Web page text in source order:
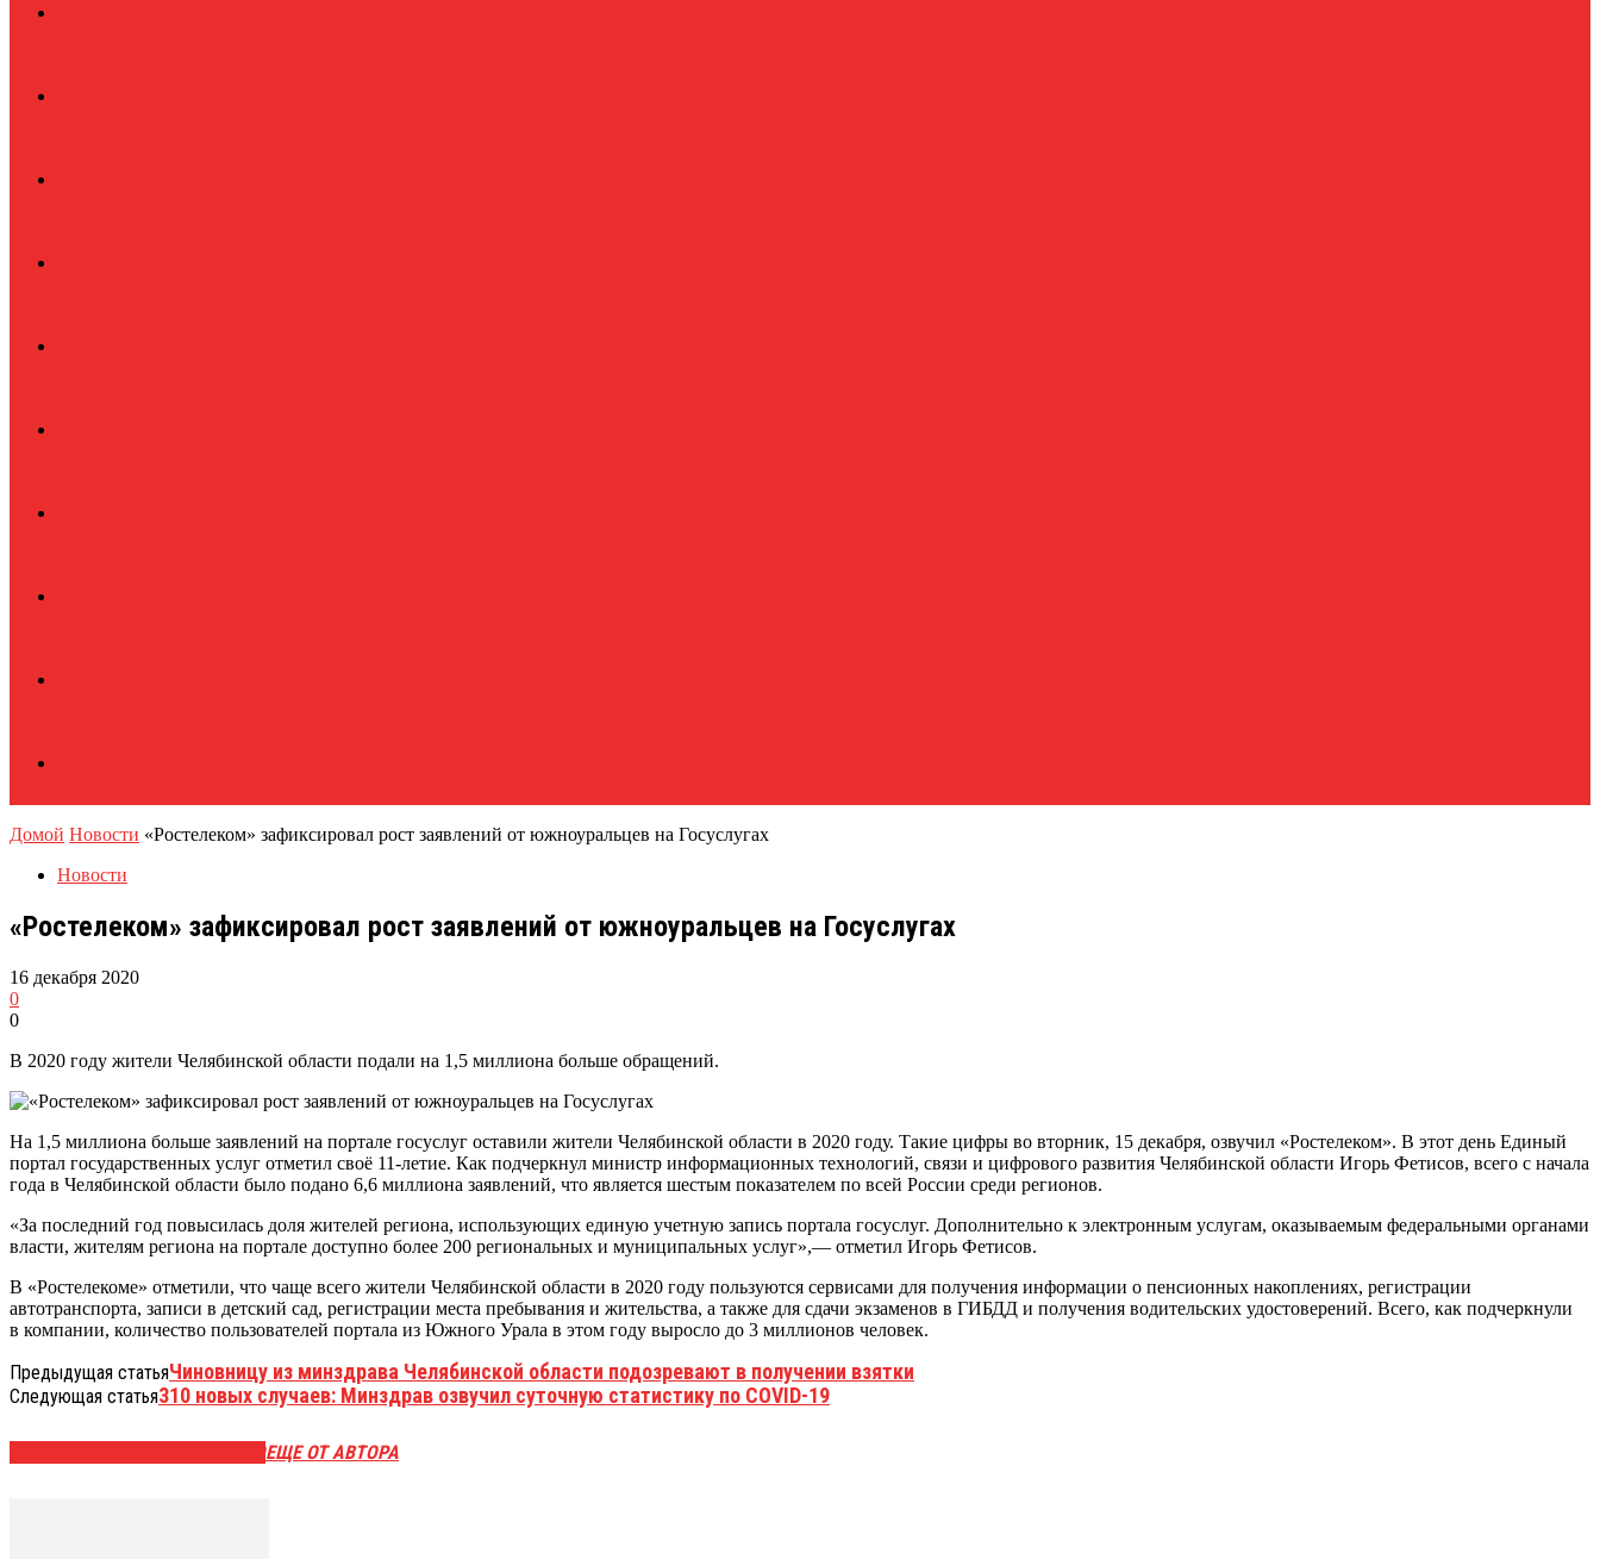
Домой Новости «Ростелеком» зафиксировал рост заявлений от южноуральцев на Госуслугах
Новости
«Ростелеком» зафиксировал рост заявлений от южноуральцев на Госуслугах
16 декабря 2020
0
0
В 2020 году жители Челябинской области подали на 1,5 миллиона больше обращений.
На 1,5 миллиона больше заявлений на портале госуслуг оставили жители Челябинской области в 2020 году. Такие цифры во вторник, 15 декабря, озвучил «Ростелеком». В этот день Единый
портал государственных услуг отметил своё 11-летие. Как подчеркнул министр информационных технологий, связи и цифрового развития Челябинской области Игорь Фетисов, всего с начала
года в Челябинской области было подано 6,6 миллиона заявлений, что является шестым показателем по всей России среди регионов.
«За последний год повысилась доля жителей региона, использующих единую учетную запись портала госуслуг. Дополнительно к электронным услугам, оказываемым федеральными органами
власти, жителям региона на портале доступно более 200 региональных и муниципальных услуг»,— отметил Игорь Фетисов.
В «Ростелекоме» отметили, что чаще всего жители Челябинской области в 2020 году пользуются сервисами для получения информации о пенсионных накоплениях, регистрации
автотранспорта, записи в детский сад, регистрации места пребывания и жительства, а также для сдачи экзаменов в ГИБДД и получения водительских удостоверений. Всего, как подчеркнули
в компании, количество пользователей портала из Южного Урала в этом году выросло до 3 миллионов человек.
Предыдущая статьяЧиновницу из минздрава Челябинской области подозревают в получении взятки
Следующая статья310 новых случаев: Минздрав озвучил суточную статистику по COVID-19
ЕЩЕ ОТ АВТОРА